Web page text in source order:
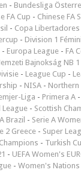
- Bundesliga
FA Cup - Chinese FA
- Copa Libertadores
- Division 1
- Europa League - FA
Bajnokság NB 1
- League Cup -
- NISA - Northern
Liga - Primera A -
League - Scottish
Brazil - Serie A
2 Greece - Super
- Turkish
- UEFA Women's
- Women's Nations